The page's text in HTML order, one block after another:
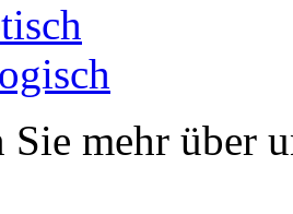
Sie mehr über